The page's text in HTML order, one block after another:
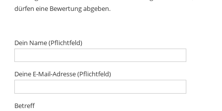
dürfen eine Bewertung abgeben.
Dein Name (Pflichtfeld)
Deine E-Mail-Adresse (Pflichtfeld)
Betreff